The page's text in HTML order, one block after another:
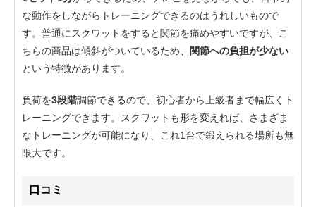
な動作をしながらトレーニングできるのはうれしいもので
す。普通にスクワットをすると関節を痛めやすいですが、こ
ちらの商品は傾斜がついているため、
関節への負担が少ない
という特徴があります。
負荷を3段階調節できるので、初心者から上級者まで幅広くト
レーニングできます。スクワットも形を変えれば、さまざま
なトレーニングが可能になり、これ1台で鍛えられる場所も無
限大です。
口コミ